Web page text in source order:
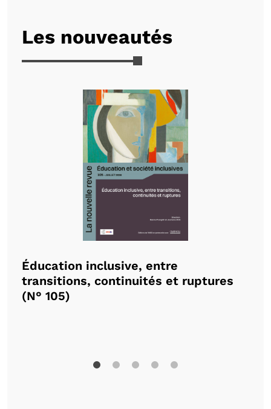
Les nouveautés
Éducation inclusive, entre
transitions, continuités et ruptures
(N° 105)